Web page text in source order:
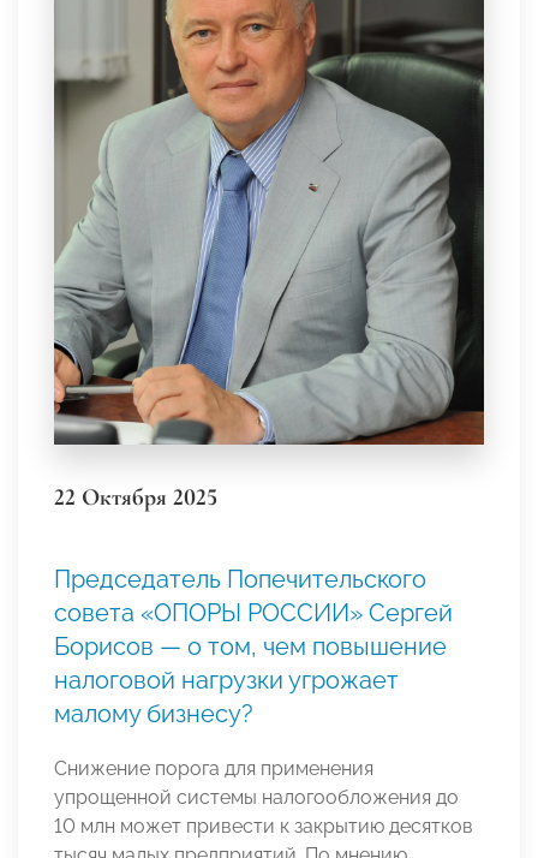
22 Октября 2025
Председатель Попечительского
совета «ОПОРЫ РОССИИ» Сергей
Борисов — о том, чем повышение
налоговой нагрузки угрожает
малому бизнесу?
Снижение порога для применения
упрощенной системы налогообложения до
10 млн может привести к закрытию десятков